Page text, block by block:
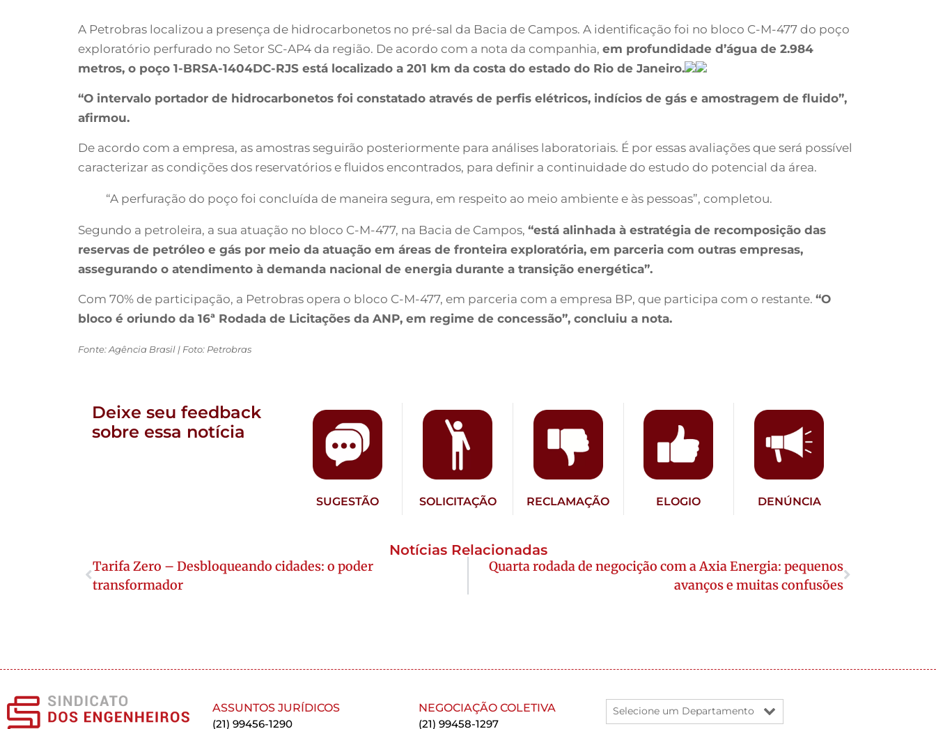
A Petrobras localizou a presença de hidrocarbonetos no pré-sal da Bacia de Campos. A identificação foi no bloco C-M-477 do poço
exploratório perfurado no Setor SC-AP4 da região. De acordo com a nota da companhia, em profundidade d’água de 2.984
metros, o poço 1-BRSA-1404DC-RJS está localizado a 201 km da costa do estado do Rio de Janeiro.
“O intervalo portador de hidrocarbonetos foi constatado através de perfis elétricos, indícios de gás e amostragem de fluido”,
afirmou.
De acordo com a empresa, as amostras seguirão posteriormente para análises laboratoriais. É por essas avaliações que será possível
caracterizar as condições dos reservatórios e fluidos encontrados, para definir a continuidade do estudo do potencial da área.
“A perfuração do poço foi concluída de maneira segura, em respeito ao meio ambiente e às pessoas”, completou.
Segundo a petroleira, a sua atuação no bloco C-M-477, na Bacia de Campos, “está alinhada à estratégia de recomposição das
reservas de petróleo e gás por meio da atuação em áreas de fronteira exploratória, em parceria com outras empresas,
assegurando o atendimento à demanda nacional de energia durante a transição energética”.
Com 70% de participação, a Petrobras opera o bloco C-M-477, em parceria com a empresa BP, que participa com o restante. “O
bloco é oriundo da 16ª Rodada de Licitações da ANP, em regime de concessão”, concluiu a nota.
Fonte: Agência Brasil | Foto: Petrobras
Deixe seu feedback
sobre essa notícia
SUGESTÃO SOLICITAÇÃO RECLAMAÇÃO ELOGIO DENÚNCIA
Notícias Relacionadas
Tarifa Zero – Desbloqueando cidades: o poder
transformador
Quarta rodada de negocição com a Axia Energia: pequenos
avanços e muitas confusões
ASSUNTOS JURÍDICOS
(21) 99456-1290
NEGOCIAÇÃO COLETIVA
(21) 99458-1297